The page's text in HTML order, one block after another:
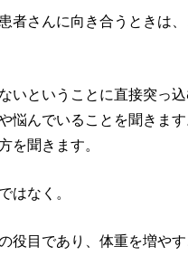
者さんに向き合うときは
いということに直接突っ
悩んでいることを聞きま
を聞きます。
はなく。
役目であり、体重を増や